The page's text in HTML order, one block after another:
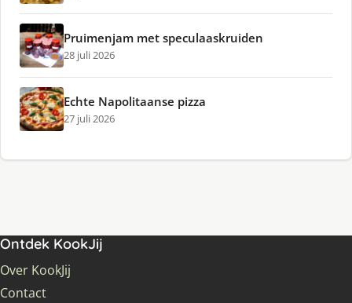
Pruimenjam met speculaaskruiden
28 juli 2026
Echte Napolitaanse pizza
27 juli 2026
Ontdek KookJij
Over KookJij
Contact